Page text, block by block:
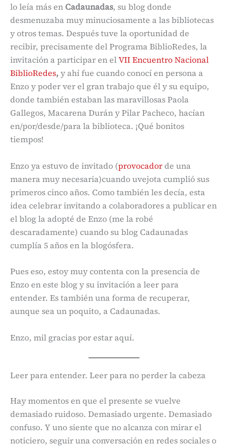
lo leía más enCadaunadas, su blog donde
desmenuzaba muy minuciosamente a las bibliotecas
y otros temas. Después tuve la oportunidad de
recibir, precisamente del Programa BiblioRedes, la
invitación a participar en elVII Encuentro Nacional
BiblioRedes, y ahí fue cuando conocí en persona a
Enzo y poder ver el gran trabajo que él y su equipo,
donde también estaban las maravillosas Paola
Gallegos, Macarena Durán y Pilar Pacheco, hacían
en/por/desde/para la biblioteca. ¡Qué bonitos
tiempos!
Enzo ya estuvo de invitado (provocadorde una
manera muy necesaria)cuando uvejota cumplió sus
primeros cinco años. Como también les decía, esta
idea celebrar invitando a colaboradores a publicar en
el blog la adopté de Enzo (me la robé
descaradamente) cuando su blog Cadaunadas
cumplía 5 años en la blogósfera.
Pues eso, estoy muy contenta con la presencia de
Enzo en este blog y su invitación a leer para
entender. Es también una forma de recuperar,
aunque sea un poquito, a Cadaunadas.
Enzo, mil gracias por estar aquí.
Leer para entender. Leer para no perder la cabeza
Hay momentos en que el presente se vuelve
demasiado ruidoso. Demasiado urgente. Demasiado
confuso. Y uno siente que no alcanza con mirar el
noticiero, seguir una conversación en redes sociales o